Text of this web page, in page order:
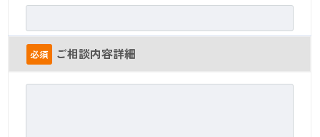
必須 ご相談内容詳細